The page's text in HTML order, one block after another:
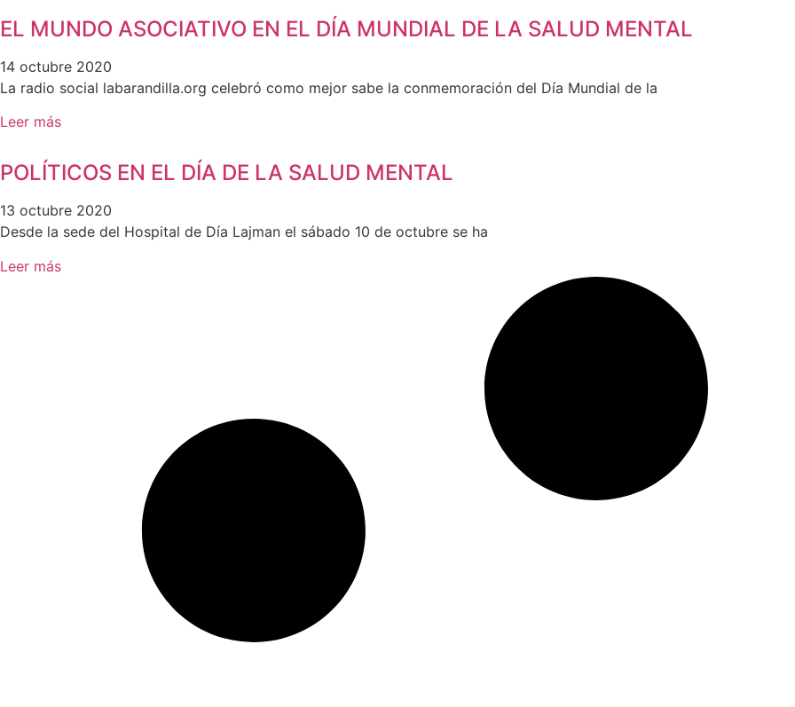
EL MUNDO ASOCIATIVO EN EL DÍA MUNDIAL DE LA SALUD MENTAL
14 octubre 2020
La radio social labarandilla.org celebró como mejor sabe la conmemoración del Día Mundial de la
Leer más
POLÍTICOS EN EL DÍA DE LA SALUD MENTAL
13 octubre 2020
Desde la sede del Hospital de Día Lajman el sábado 10 de octubre se ha
Leer más